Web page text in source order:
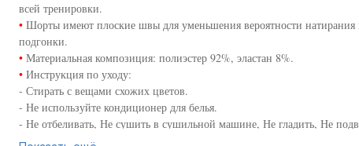
всей тренировки.
• Шорты имеют плоские швы для уменьшения вероятности
подгонки.
• Материальная композиция: полиэстер 92%, эластан 8%.
• Инструкция по уходу:
- Стирать с вещами схожих цветов.
- Не используйте кондиционер для белья.
- Не отбеливать, Не сушить в сушильной машине, Не гладить, Не
Сконцентрируйтесь, тренируйтесь и Вы всё преодолеете!